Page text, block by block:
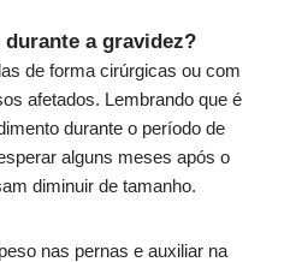
a gravidez?
de forma cirúrgicas ou com
afetados. Lembrando que é
durante o período de
alguns meses após o
diminuir de tamanho.
nas pernas e auxiliar na